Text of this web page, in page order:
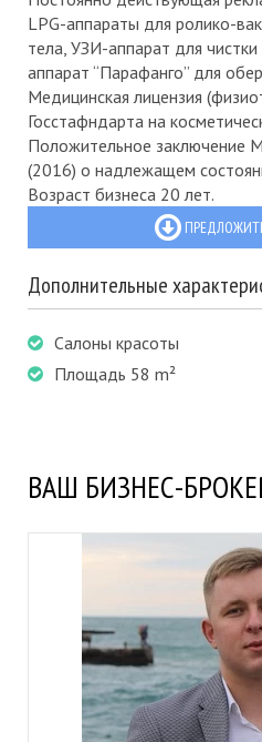
LPG-аппараты для ролико-
тела, УЗИ-аппарат для
аппарат “Парафанго” для
Медицинская лицензия
Госстафндарта на
Положительное заключение
(2016) о надлежащем
Возраст бизнеса 20 лет.
Дополнительные
Салоны красоты
Площадь 58 m²
ВАШ БИЗНЕС-